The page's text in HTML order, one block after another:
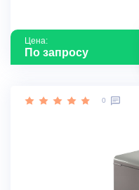
Цена:
По запросу
0